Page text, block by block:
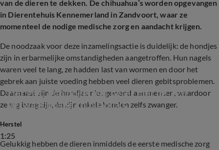
van de dieren te dekken. De chihuahua’s worden opgevangen
in Dierentehuis Kennemerland in Zandvoort, waar ze
momenteel de nodige medische zorg en aandacht krijgen.
De noodzaak voor deze inzamelingsactie is duidelijk: de hondjes
zijn in erbarmelijke omstandigheden aangetroffen. Hun nagels
waren veel te lang, ze hadden last van wormen en door het
gebrek aan juiste voeding hebben veel dieren gebitsproblemen.
Daarnaast zijn de hondjes niet gewend aan mensen, waardoor
ze erg bang zijn, én zijn enkele honden zelfs zwanger.
1:25
Het gaat inmiddels iets beter met de 120
verwaarloosde chihuahua's
Herstel
Gelukkig hebben de dieren inmiddels de eerste medische zorg